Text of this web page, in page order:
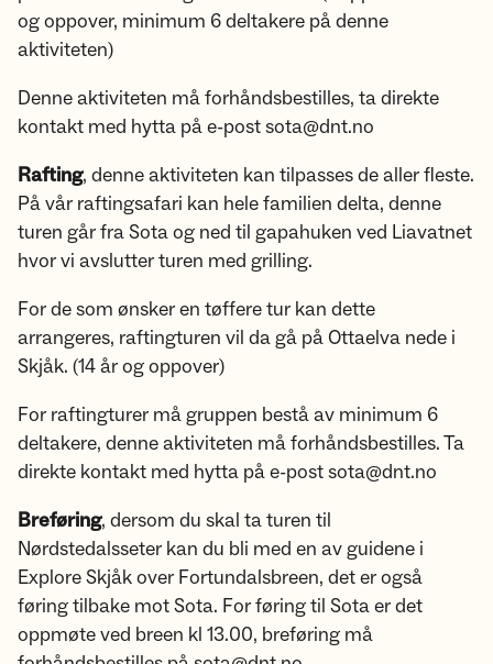
og oppover, minimum 6 deltakere på denne
aktiviteten)
Denne aktiviteten må forhåndsbestilles, ta direkte
kontakt med hytta på e-post sota@dnt.no
Rafting, denne aktiviteten kan tilpasses de aller fleste.
På vår raftingsafari kan hele familien delta, denne
turen går fra Sota og ned til gapahuken ved Liavatnet
hvor vi avslutter turen med grilling.
For de som ønsker en tøffere tur kan dette
arrangeres, raftingturen vil da gå på Ottaelva nede i
Skjåk. (14 år og oppover)
For raftingturer må gruppen bestå av minimum 6
deltakere, denne aktiviteten må forhåndsbestilles. Ta
direkte kontakt med hytta på e-post sota@dnt.no
Breføring, dersom du skal ta turen til
Nørdstedalsseter kan du bli med en av guidene i
Explore Skjåk over Fortundalsbreen, det er også
føring tilbake mot Sota. For føring til Sota er det
oppmøte ved breen kl 13.00, breføring må